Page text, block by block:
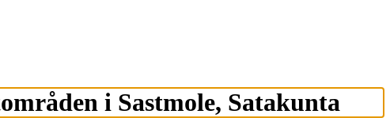
i Sastmole, Satakunta